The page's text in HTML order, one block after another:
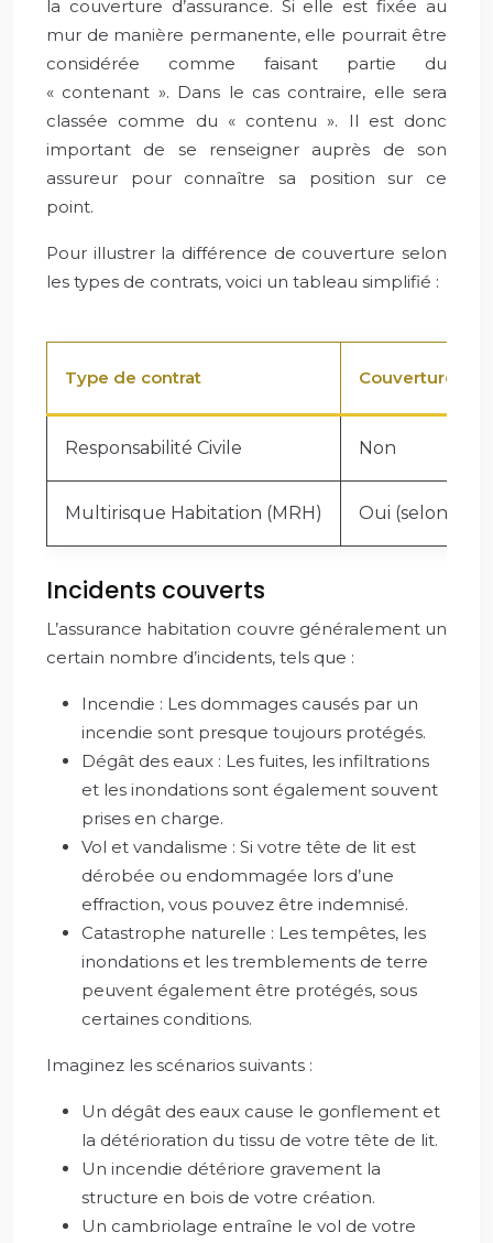
la couverture d’assurance. Si elle est fixée au
mur de manière permanente, elle pourrait être
considérée comme faisant partie du
« contenant ». Dans le cas contraire, elle sera
classée comme du « contenu ». Il est donc
important de se renseigner auprès de son
assureur pour connaître sa position sur ce
point.
Pour illustrer la différence de couverture selon
les types de contrats, voici un tableau simplifié :
Type de contrat Couverture du
Responsabilité Civile Non
Multirisque Habitation (MRH) Oui (selon
Incidents couverts
L’assurance habitation couvre généralement un
certain nombre d’incidents, tels que :
Incendie : Les dommages causés par un
incendie sont presque toujours protégés.
Dégât des eaux : Les fuites, les infiltrations
et les inondations sont également souvent
prises en charge.
Vol et vandalisme : Si votre tête de lit est
dérobée ou endommagée lors d’une
effraction, vous pouvez être indemnisé.
Catastrophe naturelle : Les tempêtes, les
inondations et les tremblements de terre
peuvent également être protégés, sous
certaines conditions.
Imaginez les scénarios suivants :
Un dégât des eaux cause le gonflement et
la détérioration du tissu de votre tête de lit.
Un incendie détériore gravement la
structure en bois de votre création.
Un cambriolage entraîne le vol de votre